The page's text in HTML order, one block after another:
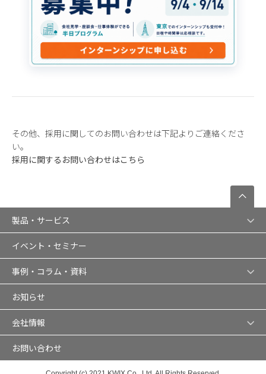
その他、採用に関してのお問い合わせは下記よりご連絡くださ
い。
採用に関するお問い合わせはこちら
製品・サービス
イベント・セミナー
事例・コラム・資料
お知らせ
会社情報
お問い合わせ